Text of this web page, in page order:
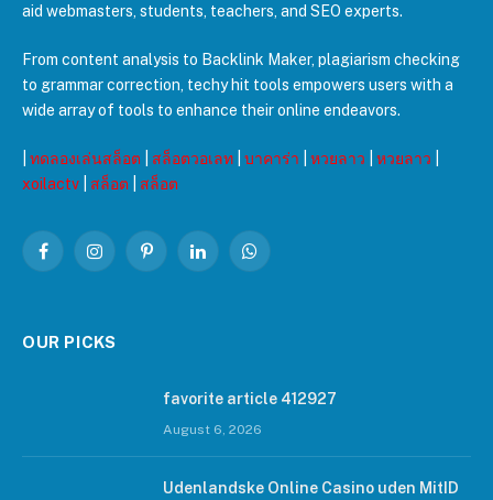
aid webmasters, students, teachers, and SEO experts.
From content analysis to Backlink Maker, plagiarism checking
to grammar correction, techy hit tools empowers users with a
wide array of tools to enhance their online endeavors.
ทดลองเล่นสล็อต สล็อตวอเลท บาคาร่า หวยลาว หวยลาว
xoilactv
สล็อต สล็อต
FacebookInstagramPinterestLinkedInWhatsApp
OUR PICKS
favorite article 412927
August 6, 2026
Udenlandske Online Casino uden MitID